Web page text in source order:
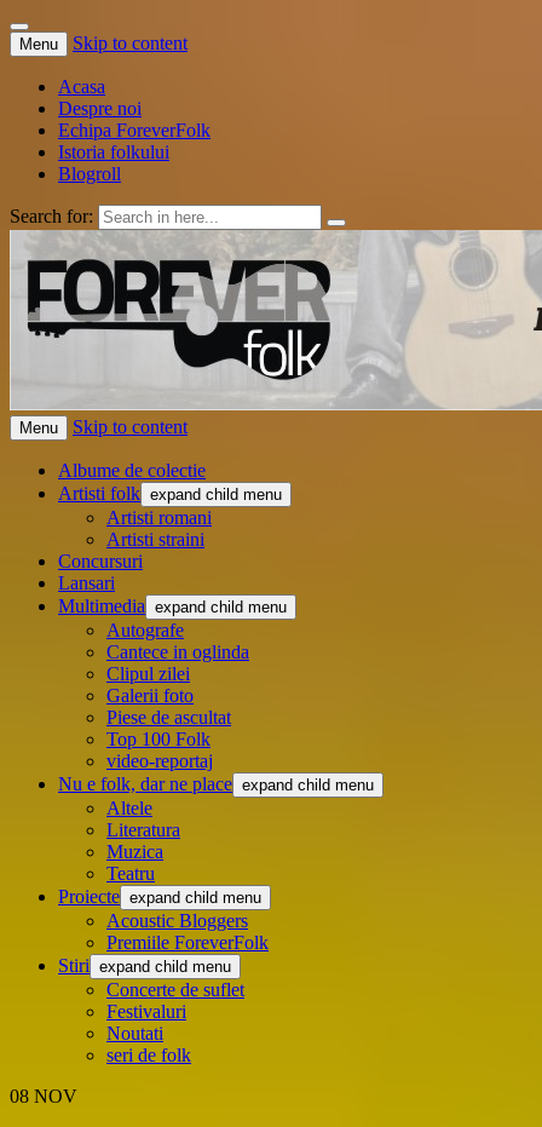
Menu Skip to content
Acasa
Despre noi
Echipa ForeverFolk
Istoria folkului
Blogroll
Search for:
ForeverFolk
Muzica sufletului tau
Menu Skip to content
Albume de colectie
Artisti folk expand child menu
Artisti romani
Artisti straini
Concursuri
Lansari
Multimedia expand child menu
Autografe
Cantece in oglinda
Clipul zilei
Galerii foto
Piese de ascultat
Top 100 Folk
video-reportaj
Nu e folk, dar ne place expand child menu
Altele
Literatura
Muzica
Teatru
Proiecte expand child menu
Acoustic Bloggers
Premiile ForeverFolk
Stiri expand child menu
Concerte de suflet
Festivaluri
Noutati
seri de folk
08 NOV